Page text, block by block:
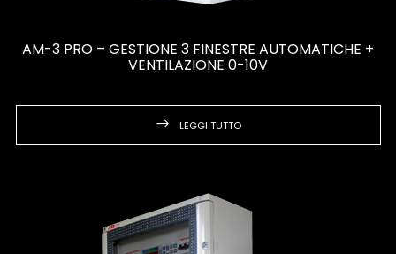
AM-3 PRO – GESTIONE 3 FINESTRE AUTOMATICHE +
VENTILAZIONE 0-10V
LEGGI TUTTO